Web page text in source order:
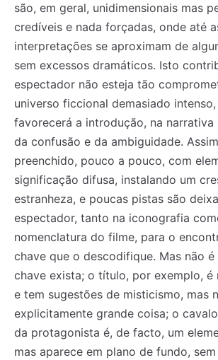
são, em geral, unidimensionais mas
credíveis e nada forçadas, onde até
interpretações se aproximam de
sem excessos dramáticos. Isto
espectador não esteja tão
universo ficcional demasiado
favorecerá a introdução, na narrativa
da confusão e da ambiguidade.
preenchido, pouco a pouco, com
significação difusa, instalando um
estranheza, e poucas pistas são
espectador, tanto na iconografia
nomenclatura do filme, para o
chave que o descodifique. Mas não
chave exista; o título, por exemplo, é
e tem sugestões de misticismo, mas
explicitamente grande coisa; o
da protagonista é, de facto, um
mas aparece em plano de fundo,